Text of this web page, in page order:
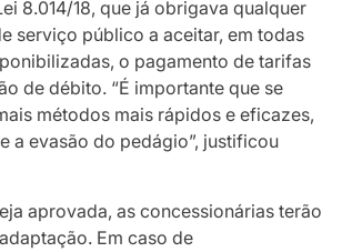
8.014/18, que já obrigava qualquer
serviço público a aceitar, em todas
o pagamento de tarifas
de débito. “É importante que se
métodos mais rápidos e eficazes,
a evasão do pedágio”, justificou
aprovada, as concessionárias terão
Em caso de